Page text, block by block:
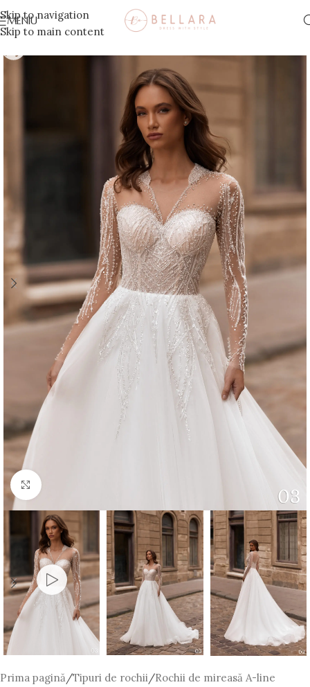
Skip to navigation
Skip to main content
MENIU
Faceți click pentru a mări
Prima pagină /Tipuri de rochii /Rochii de mireasă A-line